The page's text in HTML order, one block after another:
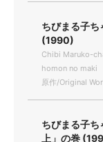
ちびまる子
(1990)
Chibi Maruko-
homon no maki
原作/Original
ちびまる子
上」の巻